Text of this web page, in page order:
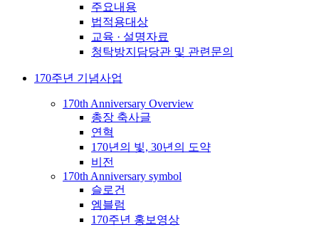
주요내용
법적용대상
교육 · 설명자료
청탁방지담당관 및 관련문의
170주년 기념사업
170th Anniversary Overview
총장 축사글
연혁
170년의 빛, 30년의 도약
비전
170th Anniversary symbol
슬로건
엠블럼
170주년 홍보영상